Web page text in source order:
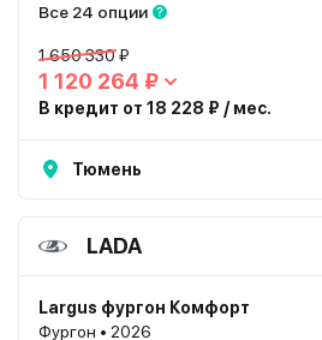
Все 24 опции
1 650 330 ₽
1 120 264 ₽
В кредит от 18 228 ₽ / мес.
Тюмень
LADA
Largus фургон Комфорт
Фургон • 2026